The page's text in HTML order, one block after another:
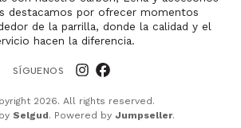
destacamos por ofrecer momentos
de la parrilla, donde la calidad y el
hacen la diferencia.
SÍGUENOS
2026. All rights reserved.
Selgud. Powered by Jumpseller.